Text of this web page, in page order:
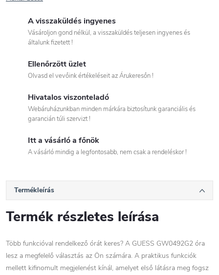
A visszaküldés ingyenes
Vásároljon gond nélkül, a visszaküldés teljesen ingyenes és
általunk fizetett !
Ellenőrzött üzlet
Olvasd el vevőink értékeléseit az Árukeresőn !
Hivatalos viszonteladó
Webáruházunkban minden márkára biztosítunk garanciális és
garancián túli szervizt !
Itt a vásárló a főnök
A vásárló mindig a legfontosabb, nem csak a rendeléskor !
Termékleírás
Termék részletes leírása
Több funkcióval rendelkező órát keres? A GUESS GW0492G2 óra
lesz a megfelelő választás az Ön számára. A praktikus funkciók
mellett kifinomult megjelenést kínál, amelyet első látásra meg fogsz